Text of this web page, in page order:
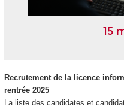
15
Recrutement de la licence
rentrée 2025
La liste des candidates et